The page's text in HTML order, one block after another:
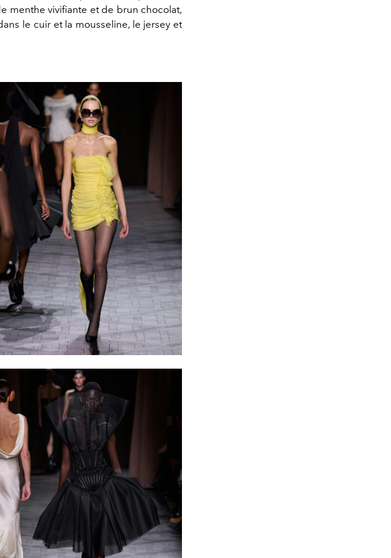
menthe vivifiante et de brun chocolat,
le cuir et la mousseline, le jersey et